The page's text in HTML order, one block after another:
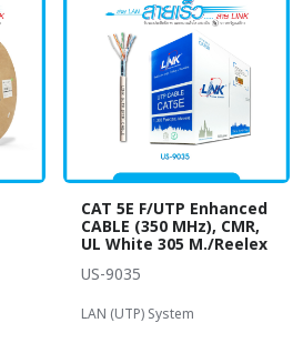
CAT 5E F/UTP Enhanced
CABLE (350 MHz), CMR,
UL White 305 M./Reelex
US-9035
LAN (UTP) System